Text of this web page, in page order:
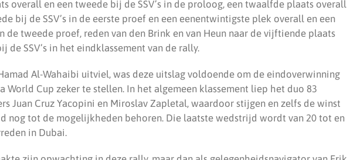
overall en een tweede bij de SSV’s in de proloog, een twaalfde plaats overall
bij de SSV’s in de eerste proef en een eenentwintigste plek overall en een
de tweede proef, reden van den Brink en van Heun naar de vijftiende plaats
de SSV’s in het eindklassement van de rally.
Al-Wahaibi uitviel, was deze uitslag voldoende om de eindoverwinning
World Cup zeker te stellen. In het algemeen klassement liep het duo 83
Juan Cruz Yacopini en Miroslav Zapletal, waardoor stijgen en zelfs de winst
nog tot de mogelijkheden behoren. Die laatste wedstrijd wordt van 20 tot en
in Dubai.